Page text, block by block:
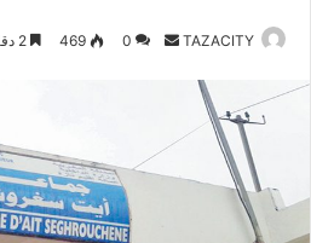
TAZACITY
ب
0
469